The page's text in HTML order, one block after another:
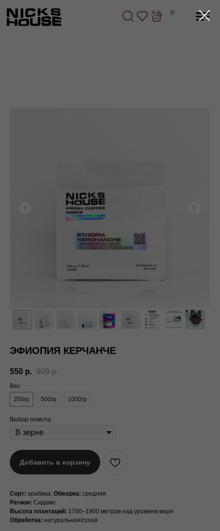
0
0
ЭФИОПИЯ КЕРЧАНЧЕ
550 р. 600 р.
Вес
200гр
500гр 1000гр
Выбор помола
Добавить в корзину
Сорт: арабика; Обжарка: средняя
Регион: Сидамо
Высота плантаций: 1700–1900 метров над уровнем моря
Обработка: натуральная/сухая